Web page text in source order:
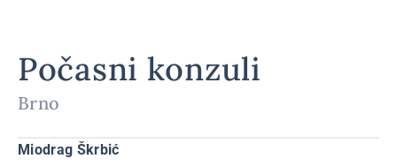
Počasni konzuli
Brno
Miodrag Škrbić